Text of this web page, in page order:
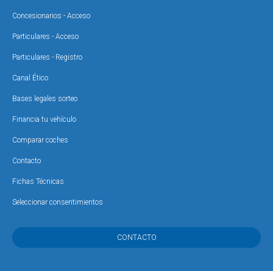
Concesionarios - Acceso
Particulares - Acceso
Particulares - Registro
Canal Ético
Bases legales sorteo
Financia tu vehículo
Comparar coches
Contacto
Fichas Técnicas
Seleccionar consentimientos
CONTACTO